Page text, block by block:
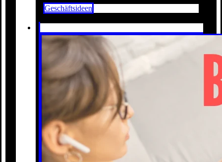
Geschäftsideen